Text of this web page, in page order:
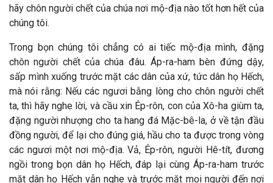
hãy chôn người chết của chúa nơi mộ-địa nào tốt hơn hết của
chúng tôi.
Trong bọn chúng tôi chẳng có ai tiếc mộ-địa mình, đặng
chôn người chết của chúa đâu. Áp-ra-ham bèn đứng dậy,
sấp mình xuống trước mặt các dân của xứ, tức dân họ Hếch,
mà nói rằng: Nếu các ngươi bằng lòng cho chôn người chết
ta, thì hãy nghe lời, và cầu xin Ép-rôn, con của Xô-ha giùm ta,
đặng người nhượng cho ta hang đá Mặc-bê-la, ở về tận đầu
đồng người, để lại cho đúng giá, hầu cho ta được trong vòng
các ngươi một nơi mộ-địa. Vả, Ép-rôn, người Hê-tít, đương
ngồi trong bọn dân họ Hếch, đáp lại cùng Áp-ra-ham trước
mặt dân họ Hếch vẫn nghe và trước mặt mọi người đến nơi